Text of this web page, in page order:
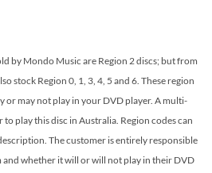
by Mondo Music are Region 2 discs; but from
stock Region 0, 1, 3, 4, 5 and 6. These region
or may not play in your DVD player. A multi-
play this disc in Australia. Region codes can
The customer is entirely responsible
whether it will or will not play in their DVD